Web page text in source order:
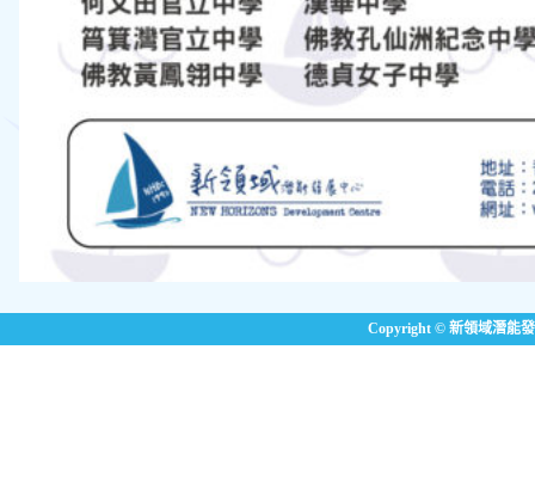
Copyright © 新領域潛能